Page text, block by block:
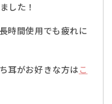
した！
時間使用でも疲れに
耳がお好きな方はこ